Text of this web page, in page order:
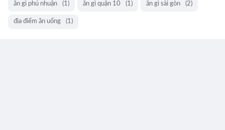
ăn gì phú nhuận (1) ăn gì quận 10 (1) ăn gì sài gòn (2)
địa điểm ăn uống (1)